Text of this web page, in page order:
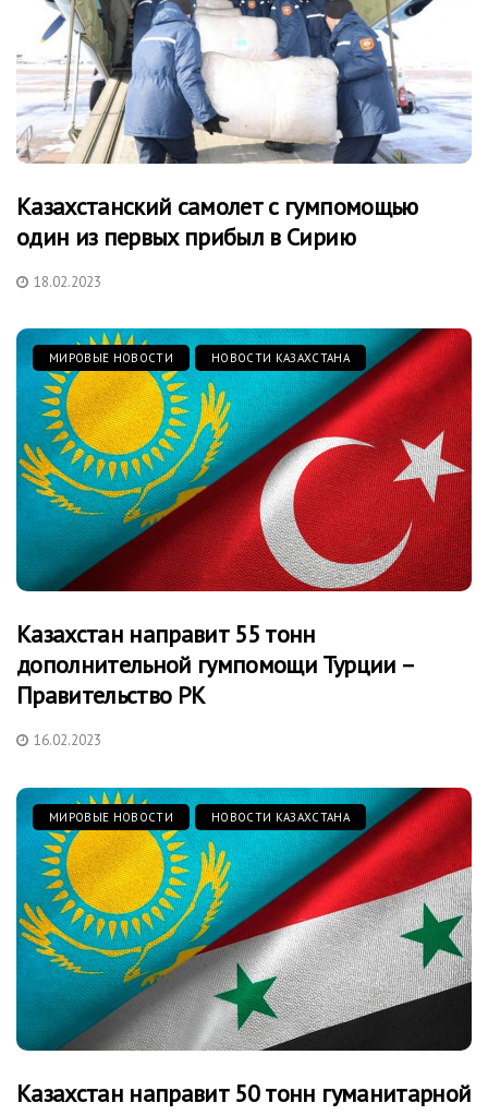
Казахстанский самолет с гумпомощью
один из первых прибыл в Сирию
18.02.2023
МИРОВЫЕ НОВОСТИ НОВОСТИ КАЗАХСТАНА
Казахстан направит 55 тонн
дополнительной гумпомощи Турции –
Правительство РК
16.02.2023
МИРОВЫЕ НОВОСТИ НОВОСТИ КАЗАХСТАНА
Казахстан направит 50 тонн гуманитарной